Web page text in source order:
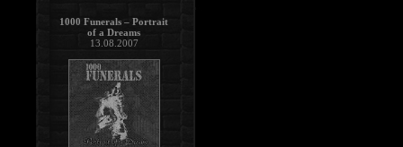
1000 Funerals – Portrait
of a Dreams
13.08.2007